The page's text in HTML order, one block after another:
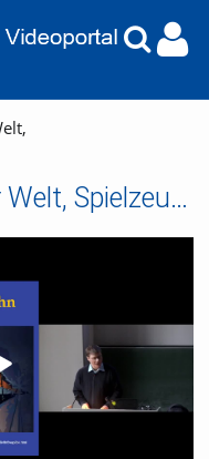
11. Eisenbahnen in der Welt, Spielzeugeisenbahnen